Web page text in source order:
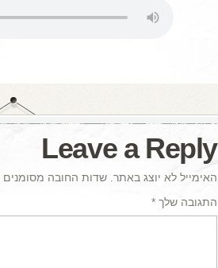
Leave a Reply
האימייל לא יוצג באתר. שדות החובה מסומנים
התגובה שלך *